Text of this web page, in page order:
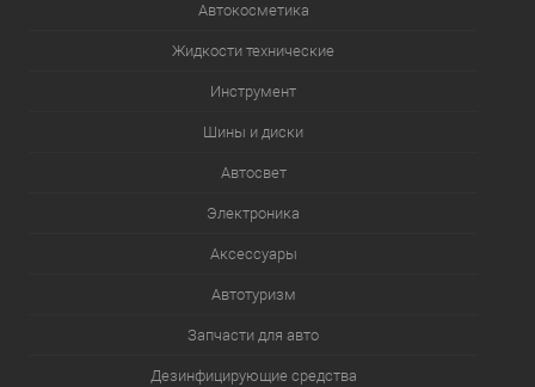
Автокосметика
Жидкости технические
Инструмент
Шины и диски
Автосвет
Электроника
Аксессуары
Автотуризм
Запчасти для авто
Дезинфицирующие средства